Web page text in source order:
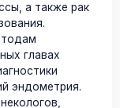
а также рак
главах
эндометрия.